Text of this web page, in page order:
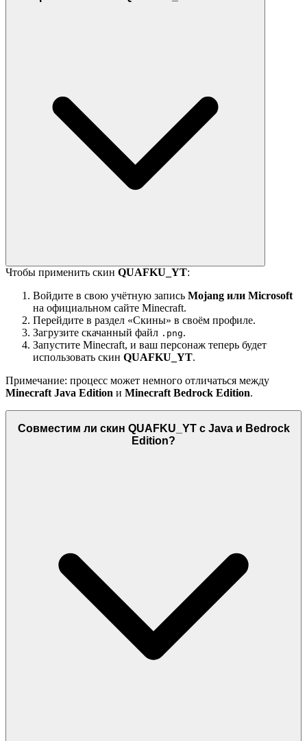
Чтобы применить скин QUAFKU_YT:
Войдите в свою учётную запись Mojang или Microsoft
на официальном сайте Minecraft.
Перейдите в раздел «Скины» в своём профиле.
Загрузите скачанный файл .png.
Запустите Minecraft, и ваш персонаж теперь будет
использовать скин QUAFKU_YT.
Примечание: процесс может немного отличаться между
Minecraft Java Edition и Minecraft Bedrock Edition.
Совместим ли скин QUAFKU_YT с Java и Bedrock
Edition?